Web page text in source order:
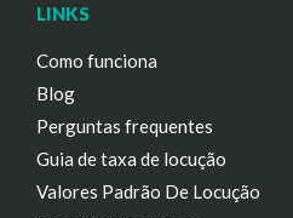
LINKS
Como funciona
Blog
Perguntas frequentes
Guia de taxa de locução
Valores Padrão De Locução